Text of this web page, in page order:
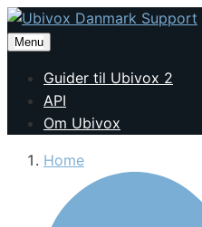
Menu
Guider til Ubivox 2
API
Om Ubivox
Home